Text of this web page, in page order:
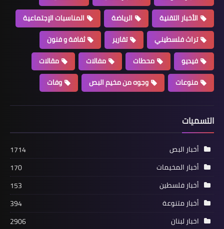
في قطاع غزة وحدةٌ في الميدان وتوافقٌ
في السياسةِ بقلم د. مصطفى يوسف
اللداوي
الأخبار التقنية
الرياضة
المناسبات الإجتماعية
تراث فلسطيني
تقارير
ثفافة و فنون
فيديو
محطات مفالات
مقالات
منوعات
وجوه من مخيم البص وفات
التسميات
أخبار البص
1714
أخبار المخيمات
170
أخبار فلسطين
153
أخبار متنوعة
394
اخبار لبنان
2906